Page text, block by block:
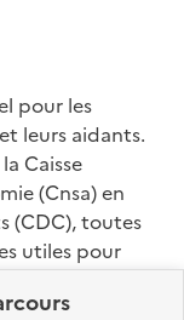
pour les
leurs aidants.
Caisse
(Cnsa) en
(CDC), toutes
utiles pour